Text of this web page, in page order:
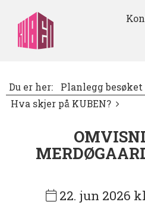
Du er her:
Planlegg besøket
Hva skjer på KUBEN?
22. jun 2026